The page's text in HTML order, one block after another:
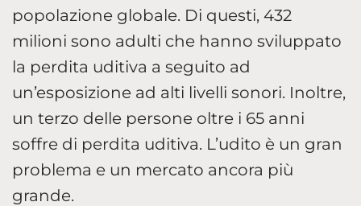
popolazione globale. Di questi, 432
milioni sono adulti che hanno sviluppato
la perdita uditiva a seguito ad
un’esposizione ad alti livelli sonori. Inoltre,
un terzo delle persone oltre i 65 anni
soffre di perdita uditiva. L’udito è un gran
problema e un mercato ancora più
grande.